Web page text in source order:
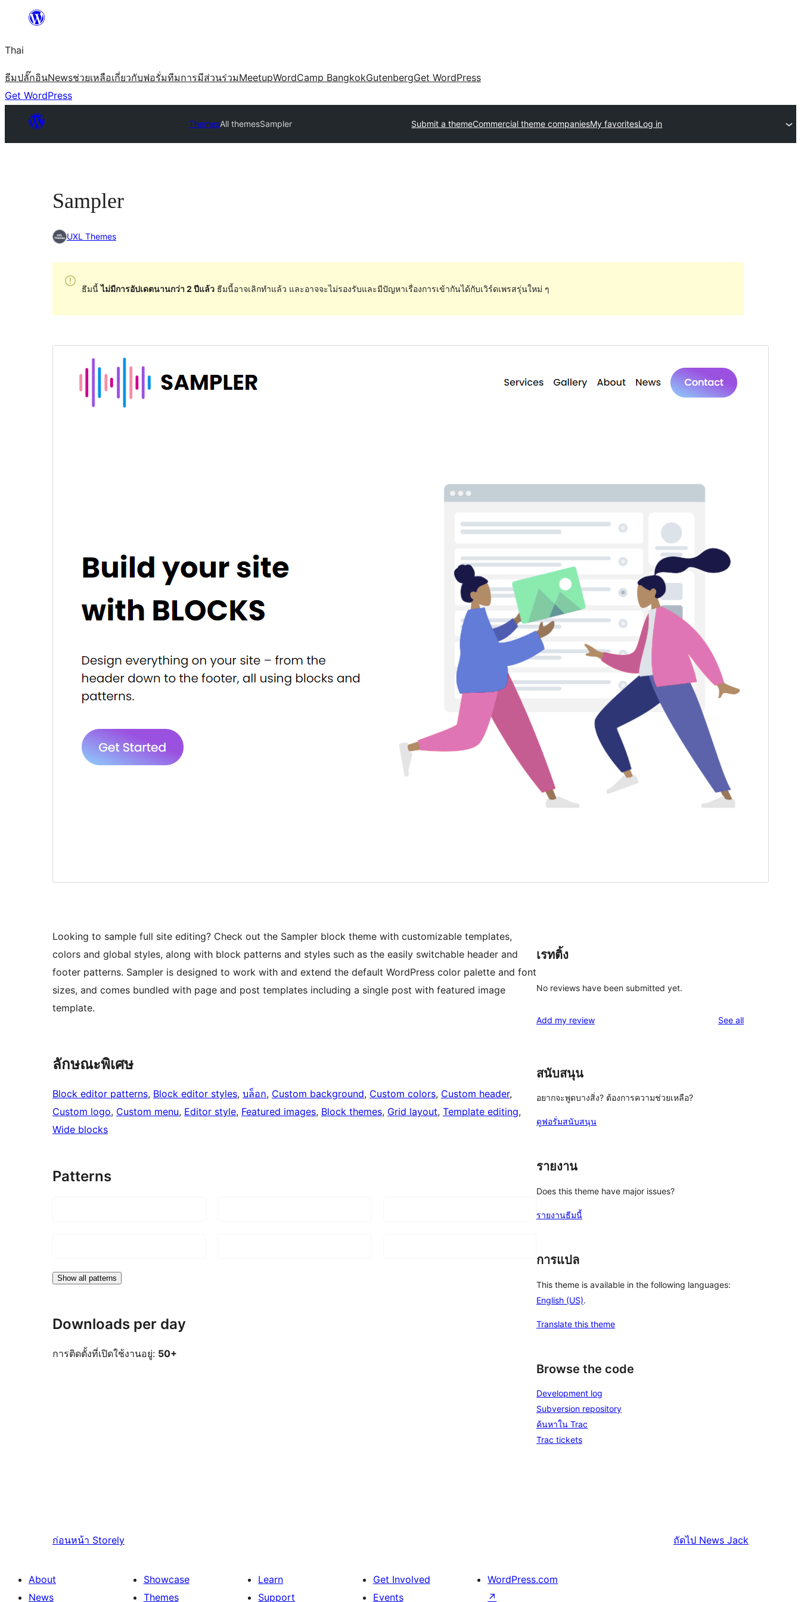
ยัง
เนื้อหา
Thai
ธีมปลั๊กอินNewsช่วยเหลือเกี่ยวกับฟอรั่มทีมการมีส่วนร่วมMeetupWordCamp BangkokGutenbergGet WordPress
Get WordPress
ThemesAll themesSampler Submit a themeCommercial theme companiesMy favoritesLog in
Sampler
UXL Themes
ธีมนี้ไม่มีการอัปเดตนานกว่า 2 ปีแล้วธีมนี้อาจเลิกทำแล้ว และอาจจะไม่รองรับและมีปัญหาเรื่องการเข้ากันได้กับเวิร์ดเพรสรุ่นใหม่ ๆ
รุ่น
1.2
เดือน วัน, ปี
Looking to sample full site editing? Check out the Sampler block theme with customizable templates,
colors and global styles, along with block patterns and styles such as the easily switchable header and
footer patterns. Sampler is designed to work with and extend the default WordPress color palette and font
sizes, and comes bundled with page and post templates including a single post with featured image
template.
ลักษณะพิเศษ
Block editor patterns, Block editor styles, บล็อก, Custom background, Custom colors, Custom header
Custom logo, Custom menu, Editor style, Featured images, Block themes, Grid layout, Template editing
Wide blocks
Patterns
Show all patterns
Downloads per day
การติดตั้งที่เปิดใช้งานอยู่: 50+
เรทติ้ง
No reviews have been submitted yet.
Add my review See allreviews
สนับสนุน
อยากจะพูดบางสิ่ง? ต้องการความช่วยเหลือ?
ดูฟอรั่มสนับสนุน
รายงาน
Does this theme have major issues?
รายงานธีมนี้
การแปล
This theme is available in the following languages:
English (US).
Translate this theme
Browse the code
Development log
Subversion repository
ค้นหาใน Trac
Trac tickets
ก่อนหน้า Storely ถัดไป News Jack
About
News
Showcase
Themes
Learn
Support
Get Involved
Events
WordPress.com
↗